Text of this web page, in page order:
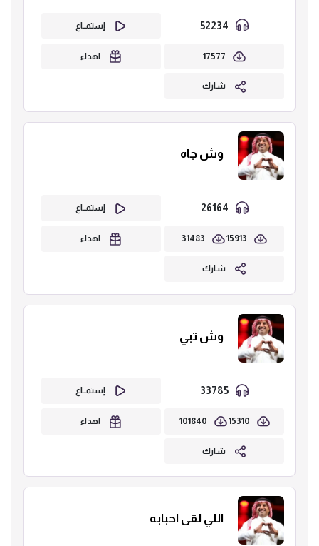
إستمــاع
17577 اهداء
شارك
وش جاه
إستمــاع
15913
31483 اهداء
شارك
وش تبي
إستمــاع
15310
101840 اهداء
شارك
اللي لقى احبابه